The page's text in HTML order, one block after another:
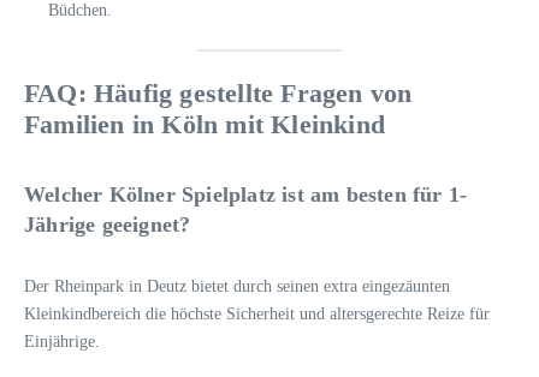
Büdchen.
FAQ: Häufig gestellte Fragen von
Familien in Köln mit Kleinkind
Welcher Kölner Spielplatz ist am besten für 1-
Jährige geeignet?
Der Rheinpark in Deutz bietet durch seinen extra eingezäunten
Kleinkindbereich die höchste Sicherheit und altersgerechte Reize für
Einjährige.